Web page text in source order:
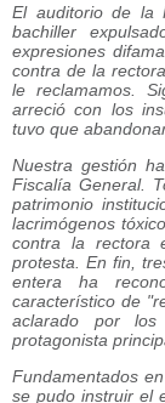
El auditorio de la
bachiller
expresiones
contra de la
le reclamamos.
arreció con los
tuvo que
Nuestra gestión
Fiscalía General.
patrimonio
lacrimógenos
contra la rectora
protesta. En fin,
entera ha
característico de
aclarado por los
protagonista
Fundamentados
se pudo instruir el